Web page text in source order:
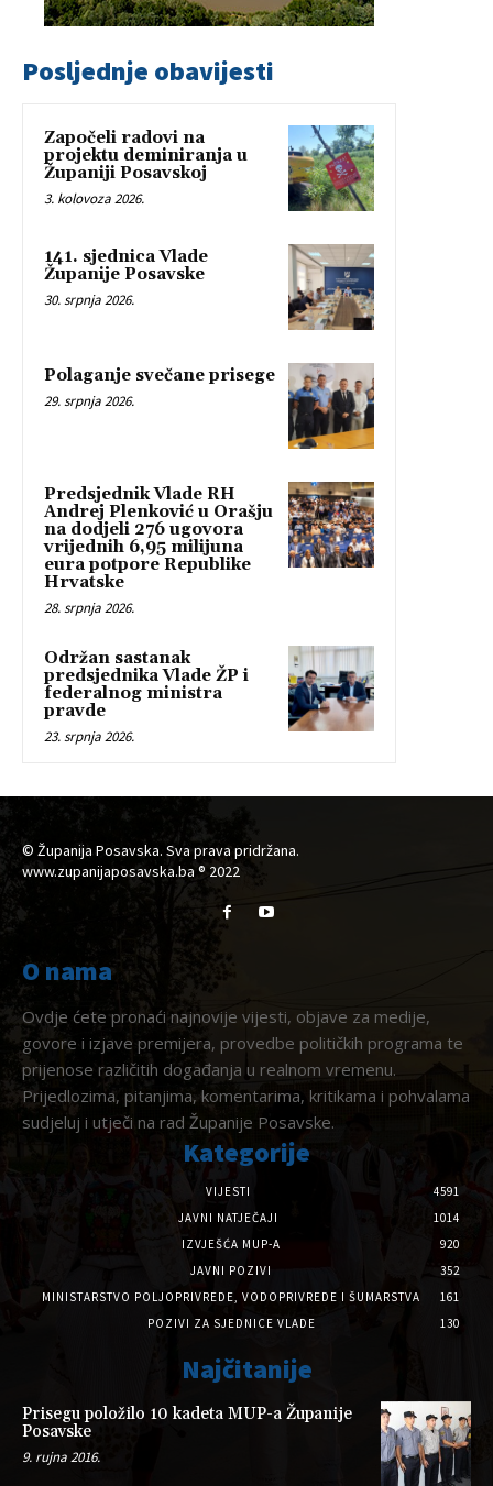
Posljednje obavijesti
Započeli radovi na
projektu deminiranja u
Županiji Posavskoj
3. kolovoza 2026.
141. sjednica Vlade
Županije Posavske
30. srpnja 2026.
Polaganje svečane prisege
29. srpnja 2026.
Predsjednik Vlade RH
Andrej Plenković u Orašju
na dodjeli 276 ugovora
vrijednih 6,95 milijuna
eura potpore Republike
Hrvatske
28. srpnja 2026.
Održan sastanak
predsjednika Vlade ŽP i
federalnog ministra
pravde
23. srpnja 2026.
© Županija Posavska. Sva prava pridržana.
www.zupanijaposavska.ba ® 2022
O nama
Ovdje ćete pronaći najnovije vijesti, objave za medije,
govore i izjave premijera, provedbe političkih programa te
prijenose različitih događanja u realnom vremenu.
Prijedlozima, pitanjima, komentarima, kritikama i pohvalama
sudjeluj i utječi na rad Županije Posavske.
Kategorije
VIJESTI
4591
JAVNI NATJEČAJI
1014
IZVJEŠĆA MUP-A
920
JAVNI POZIVI
352
MINISTARSTVO POLJOPRIVREDE, VODOPRIVREDE I ŠUMARSTVA
161
POZIVI ZA SJEDNICE VLADE
130
Najčitanije
Prisegu položilo 10 kadeta MUP-a Županije
Posavske
9. rujna 2016.